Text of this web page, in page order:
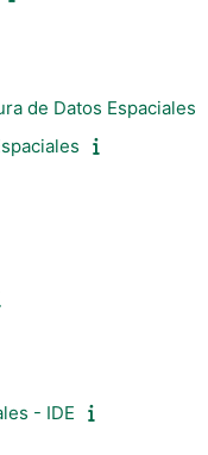
de Datos Espaciales
- IDE